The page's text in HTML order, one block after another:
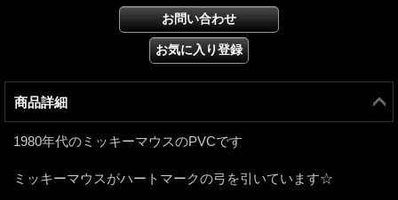
商品詳細
1980年代のミッキーマウスのPVCです
ミッキーマウスがハートマークの弓を引いています☆